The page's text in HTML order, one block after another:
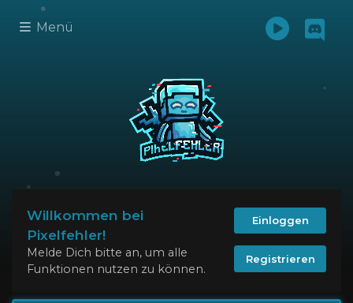
Menü
Willkommen bei
Pixelfehler!
Melde Dich bitte an, um alle
Funktionen nutzen zu können.
Einloggen
Registrieren